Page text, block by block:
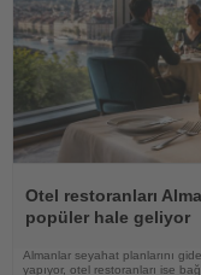
Oku
Otel restoranları
popüler hale geliyor
Almanlar seyahat planlarını
yapıyor, otel restoranları ise